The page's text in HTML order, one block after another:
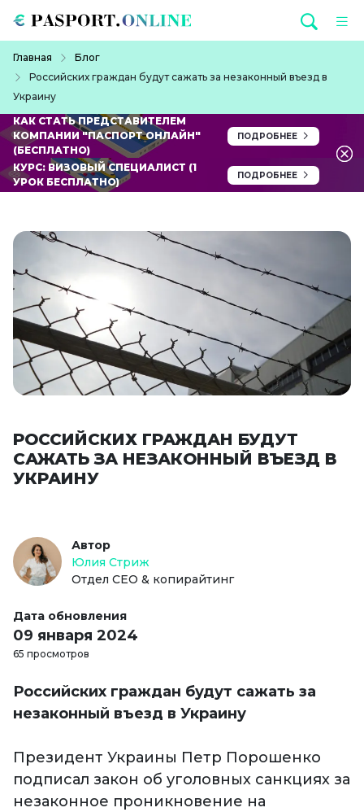
Главная
Блог
Российских граждан будут сажать за незаконный въезд в
Украину
КАК СТАТЬ ПРЕДСТАВИТЕЛЕМ
КОМПАНИИ "ПАСПОРТ ОНЛАЙН"
(БЕСПЛАТНО)
ПОДРОБНЕЕ
КУРС: ВИЗОВЫЙ СПЕЦИАЛИСТ (1
УРОК БЕСПЛАТНО)
ПОДРОБНЕЕ
РОССИЙСКИХ ГРАЖДАН БУДУТ
САЖАТЬ ЗА НЕЗАКОННЫЙ ВЪЕЗД В
УКРАИНУ
Автор
Юлия Стриж
Отдел СЕО & копирайтинг
Дата обновления
09 января 2024
65 просмотров
Российских граждан будут сажать за
незаконный въезд в Украину
Президент Украины Петр Порошенко
подписал закон об уголовных санкциях за
незаконное проникновение на